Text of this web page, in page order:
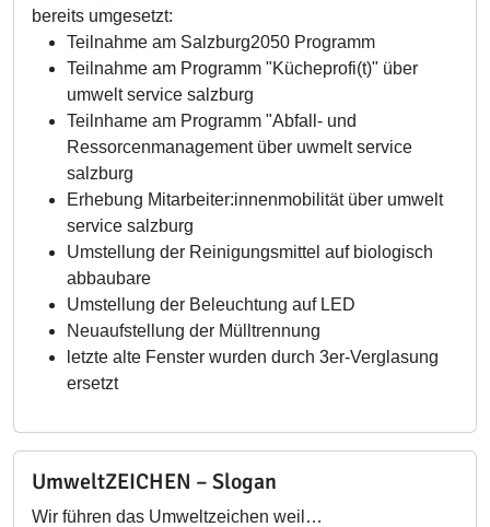
bereits umgesetzt:
Teilnahme am Salzburg2050 Programm
Teilnahme am Programm "Kücheprofi(t)" über
umwelt service salzburg
Teilnhame am Programm "Abfall- und
Ressorcenmanagement über uwmelt service
salzburg
Erhebung Mitarbeiter:innenmobilität über umwelt
service salzburg
Umstellung der Reinigungsmittel auf biologisch
abbaubare
Umstellung der Beleuchtung auf LED
Neuaufstellung der Mülltrennung
letzte alte Fenster wurden durch 3er-Verglasung
ersetzt
UmweltZEICHEN – Slogan
Wir führen das Umweltzeichen weil…